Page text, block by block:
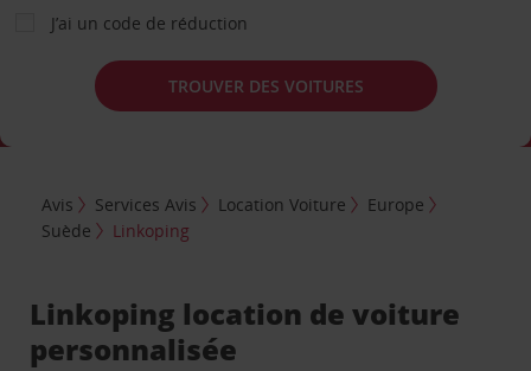
J’ai un code de réduction
TROUVER DES VOITURES
Avis Services Avis Location Voiture
Europe
Suède
Linkoping
Linkoping location de voiture
personnalisée